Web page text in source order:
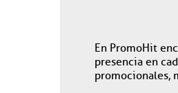
En PromoHit
presencia en
promocionales,